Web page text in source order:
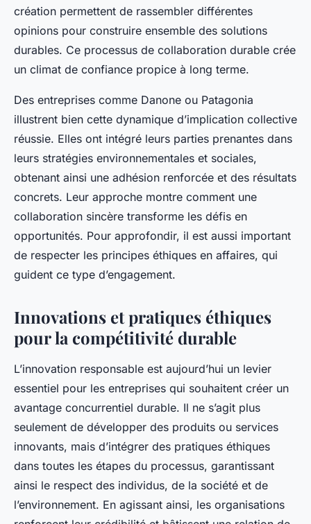
création permettent de rassembler différentes
opinions pour construire ensemble des solutions
durables. Ce processus de collaboration durable crée
un climat de confiance propice à long terme.
Des entreprises comme Danone ou Patagonia
illustrent bien cette dynamique d’implication collective
réussie. Elles ont intégré leurs parties prenantes dans
leurs stratégies environnementales et sociales,
obtenant ainsi une adhésion renforcée et des résultats
concrets. Leur approche montre comment une
collaboration sincère transforme les défis en
opportunités. Pour approfondir, il est aussi important
de respecter les principes éthiques en affaires, qui
guident ce type d’engagement.
Innovations et pratiques éthiques
pour la compétitivité durable
L’innovation responsable est aujourd’hui un levier
essentiel pour les entreprises qui souhaitent créer un
avantage concurrentiel durable. Il ne s’agit plus
seulement de développer des produits ou services
innovants, mais d’intégrer des pratiques éthiques
dans toutes les étapes du processus, garantissant
ainsi le respect des individus, de la société et de
l’environnement. En agissant ainsi, les organisations